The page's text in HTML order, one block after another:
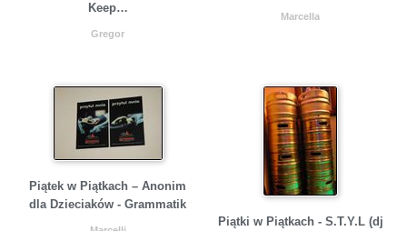
Keep…
Gregor
Marcella
Piątek w Piątkach – Anonim
dla Dzieciaków - Grammatik
Piątki w Piątkach - S.T.Y.L (dj